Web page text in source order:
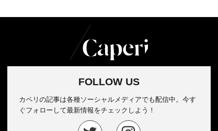
FOLLOW US
カペリの記事は各種ソーシャルメディアでも配信中。今す
ぐフォローして最新情報をチェックしよう！